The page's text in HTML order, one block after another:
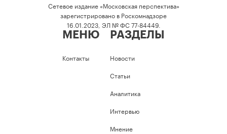
Сетевое издание «Московская перспектива»
зарегистрировано в Роскомнадзоре
16.01.2023, ЭЛ № ФС 77-84449.
МЕНЮ
Контакты
РАЗДЕЛЫ
Новости
Статьи
Аналитика
Интервью
Мнение